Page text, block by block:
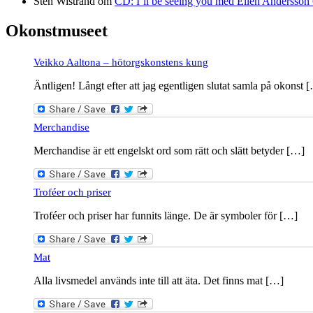
Okonstmuseet
Veikko Aaltona – hötorgskonstens kung
Äntligen! Långt efter att jag egentligen slutat samla på okonst
Merchandise
Merchandise är ett engelskt ord som rätt och slätt betyder […]
Troféer och priser
Troféer och priser har funnits länge. De är symboler för […]
Mat
Alla livsmedel används inte till att äta. Det finns mat […]